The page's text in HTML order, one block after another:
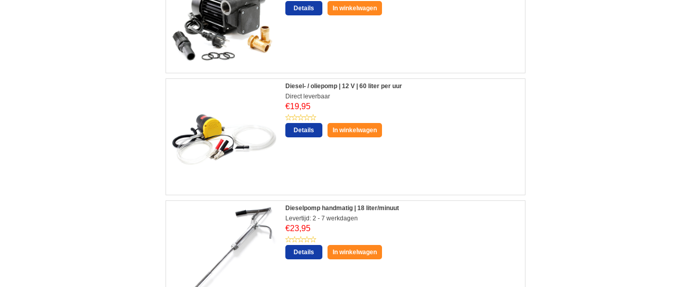
Details In winkelwagen
Diesel- / oliepomp | 12 V | 60 liter per uur
Direct leverbaar
€19,95
Details In winkelwagen
Dieselpomp handmatig | 18 liter/minuut
Levertijd: 2 - 7 werkdagen
€23,95
Details In winkelwagen